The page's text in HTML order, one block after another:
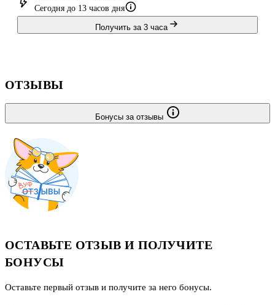
Сегодня до 13 часов дня
Получить за 3 часа
ОТЗЫВЫ
Бонусы за отзывы
ОСТАВЬТЕ ОТЗЫВ И ПОЛУЧИТЕ
БОНУСЫ
Оставьте первый отзыв и получите за него бонусы.